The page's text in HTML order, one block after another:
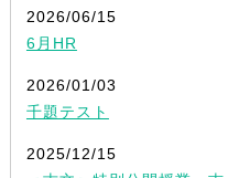
2026/06/15
6月HR
2026/01/03
千題テスト
2025/12/15